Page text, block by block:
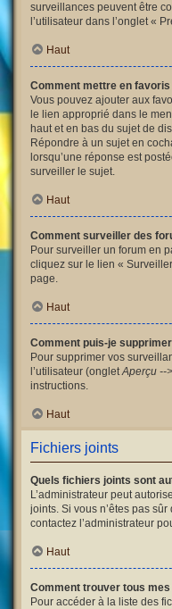
surveillances peuvent être
l’utilisateur dans l’onglet «
Haut
Comment mettre en
Vous pouvez ajouter aux
le lien approprié dans le
haut et en bas du sujet de
Répondre à un sujet en
lorsqu’une réponse est
surveiller le sujet.
Haut
Comment surveiller des
Pour surveiller un forum en
cliquez sur le lien «
page.
Haut
Comment puis-je
Pour supprimer vos
l’utilisateur (ongletAperçu --
instructions.
Haut
Fichiers joints
Quels fichiers joints sont
L’administrateur peut
joints. Si vous n’êtes pas
contactez l’administrateur
Haut
Comment trouver tous
Pour accéder à la liste des